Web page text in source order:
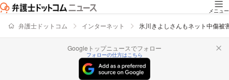
メニュー
弁護士ドットコム インターネット 氷川きよしさんもネット中傷被
Googleトップニュースでフォロー
フォローの仕方はこちら